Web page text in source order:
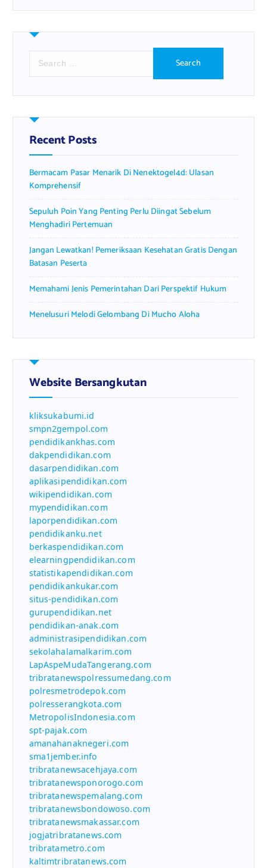
r
h
f
o
:
Recent Posts
Bermacam Pasar Menarik Di Nenektogel4d: Ulasan
Komprehensif
Sepuluh Poin Yang Penting Perlu Diingat Sebelum
Menghadiri Pertemuan
Jangan Lewatkan! Pemeriksaan Kesehatan Gratis Dengan
Batasan Peserta
Memahami Jenis Pemerintahan Dari Perspektif Hukum
Menelusuri Melodi Gelombang Di Mucho Aloha
Website Bersangkutan
kliksukabumi.id
smpn2gempol.com
pendidikankhas.com
dakpendidikan.com
dasarpendidikan.com
aplikasipendidikan.com
wikipendidikan.com
mypendidikan.com
laporpendidikan.com
pendidikanku.net
berkaspendidikan.com
elearningpendidikan.com
statistikapendidikan.com
pendidikankukar.com
situs-pendidikan.com
gurupendidikan.net
pendidikan-anak.com
administrasipendidikan.com
sekolahalamalkarim.com
LapAspeMudaTangerang.com
tribratanewspolressumedang.com
polresmetrodepok.com
polresserangkota.com
MetropolisIndonesia.com
spt-pajak.com
amanahanaknegeri.com
sma1jember.info
tribratanewsacehjaya.com
tribratanewsponorogo.com
tribratanewspemalang.com
tribratanewsbondowoso.com
tribratanewsmakassar.com
jogjatribratanews.com
tribratametro.com
kaltimtribratanews.com